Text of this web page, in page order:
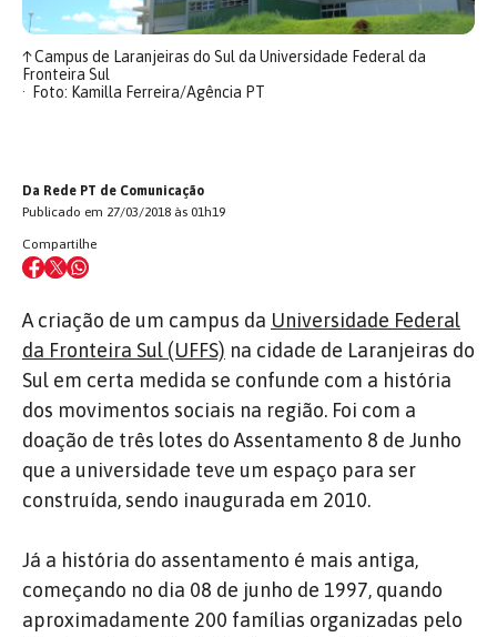
↑Campus de Laranjeiras do Sul da Universidade Federal da
Fronteira Sul
Foto: Kamilla Ferreira/Agência PT
Da Rede PT de Comunicação
Publicado em 27/03/2018 às 01h19
Compartilhe
A criação de um campus da Universidade Federal
da Fronteira Sul (UFFS) na cidade de Laranjeiras do
Sul em certa medida se confunde com a história
dos movimentos sociais na região. Foi com a
doação de três lotes do Assentamento 8 de Junho
que a universidade teve um espaço para ser
construída, sendo inaugurada em 2010.
Já a história do assentamento é mais antiga,
começando no dia 08 de junho de 1997, quando
aproximadamente 200 famílias organizadas pelo